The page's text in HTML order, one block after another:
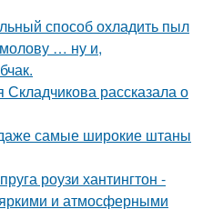
способ охладить пыл
… ну и,
рассказала о
самые широкие штаны
роузи хантингтон -
и атмосферными